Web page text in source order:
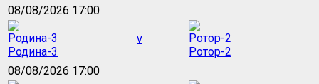
08/08/2026 17:00
Родина-3
v
Ротор-2
08/08/2026 17:00